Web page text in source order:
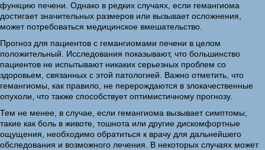
функцию печени. Однако в редких случаях, если гемангиома
достигает значительных размеров или вызывает осложнения,
может потребоваться медицинское вмешательство.
Прогноз для пациентов с гемангиомами печени в целом
положительный. Исследования показывают, что большинство
пациентов не испытывают никаких серьезных проблем со
здоровьем, связанных с этой патологией. Важно отметить, что
гемангиомы, как правило, не перерождаются в злокачественные
опухоли, что также способствует оптимистичному прогнозу.
Тем не менее, в случае, если гемангиома вызывает симптомы,
такие как боль в животе, тошнота или другие дискомфортные
ощущения, необходимо обратиться к врачу для дальнейшего
обследования и возможного лечения. В некоторых случаях может